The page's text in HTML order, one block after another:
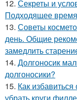
12. Секреты и
Подходящее
13. Советы
день. Общие
замедлить
14. Долгоносик
долгоносики?
15. Как